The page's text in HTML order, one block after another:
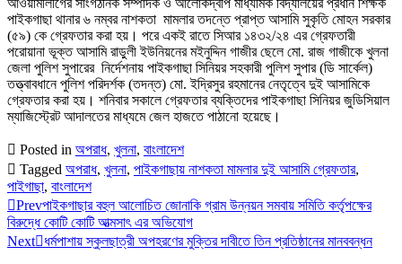
পাইকগাছা থানার ৬ নম্বর নাশকতা মামলার তদন্তে প্রাপ্ত আসামি সুকৃতি মোহন সরকার
(৫৯) কে গ্রেফতার করা হয়। পরে একই রাতে সিআর ১৪৩২/২৪ এর গ্রেফতারী
পরোয়ানা ভূক্ত আসামি রাড়ুলী ইউনিয়নের ম‌ইনুদ্দিন গাজীর ছেলে মো. রাজ গাজীকে খুলনা
জেলা পুলিশ সুপারের নির্দেশনায় পাইকগাছা সিনিয়র সহকারী পুলিশ সুপার (ডি সার্কেল)
তত্ত্বাবধানে পুলিশ পরিদর্শক (তদন্ত) মো. ইদ্রিসুর রহমানের নেতৃত্বে দুই আসামিকে
গ্রেফতার করা হয়। শনিবার সকালে গ্রেফতার ব্যক্তিদের পাইকগাছা সিনিয়র জুডিসিয়াল
ম্যাজিস্ট্রেট আদালতের মাধ্যমে জেল হাজতে পাঠানো হয়েছে।
Posted in অপরাধ, খুলনা, বাংলাদেশ
Tagged অপরাধ, খুলনা, পাইকগাছায় নাশকতা মামলার দুই আসামি গ্রেফতার,
পাইগাছা, বাংলাদেশ
Prevপাইকগাছার বহুল আলোচিত জোনাকি গ্রাম উন্নয়ন সমবায় সমিতি কর্তৃপক্ষের
বিরুদ্ধে কোটি কোটি আত্মসাৎ এর অভিযোগ
Next
ধর্মপাশায় স্কুলছাত্রী অপহরণের মুক্তির দাবীতে তিন প্রতিষ্ঠানের মানববন্ধন